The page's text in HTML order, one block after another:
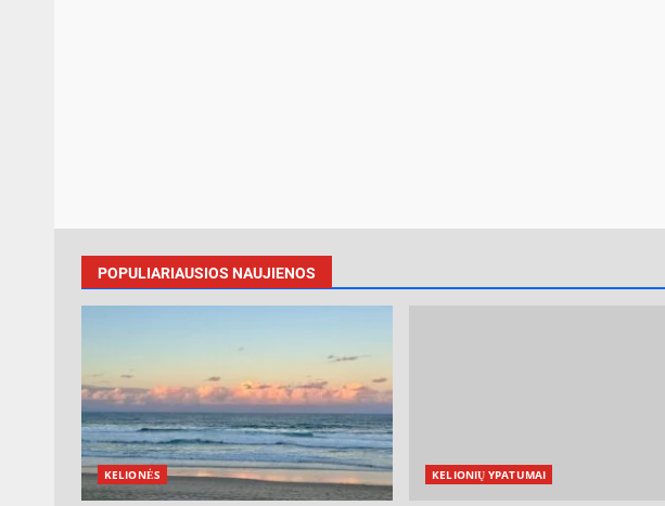
POPULIARIAUSIOS NAUJIENOS
KELIONĖS KELIONIŲ YPATUMAI